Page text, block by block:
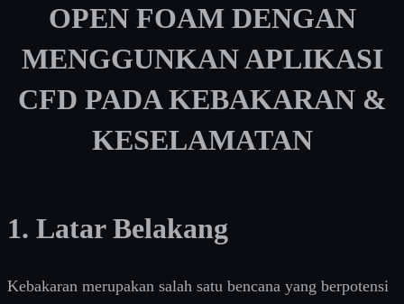
OPEN FOAM DENGAN
MENGGUNKAN APLIKASI
CFD PADA KEBAKARAN &
KESELAMATAN
1. Latar Belakang
Kebakaran merupakan salah satu bencana yang berpotensi